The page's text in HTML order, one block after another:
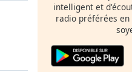
intelligent et
radio préférées